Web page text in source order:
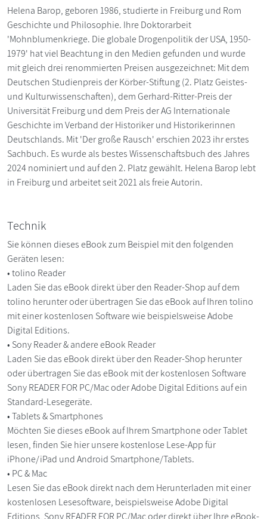
Helena Barop, geboren 1986, studierte in Freiburg und Rom
Geschichte und Philosophie. Ihre Doktorarbeit
'Mohnblumenkriege. Die globale Drogenpolitik der USA, 1950-
1979' hat viel Beachtung in den Medien gefunden und wurde
mit gleich drei renommierten Preisen ausgezeichnet: Mit dem
Deutschen Studienpreis der Körber-Stiftung (2. Platz Geistes-
und Kulturwissenschaften), dem Gerhard-Ritter-Preis der
Universität Freiburg und dem Preis der AG Internationale
Geschichte im Verband der Historiker und Historikerinnen
Deutschlands. Mit 'Der große Rausch' erschien 2023 ihr erstes
Sachbuch. Es wurde als bestes Wissenschaftsbuch des Jahres
2024 nominiert und auf den 2. Platz gewählt. Helena Barop lebt
in Freiburg und arbeitet seit 2021 als freie Autorin.
Technik
Sie können dieses eBook zum Beispiel mit den folgenden
Geräten lesen:
• tolino Reader
Laden Sie das eBook direkt über den Reader-Shop auf dem
tolino herunter oder übertragen Sie das eBook auf Ihren tolino
mit einer kostenlosen Software wie beispielsweise Adobe
Digital Editions.
• Sony Reader & andere eBook Reader
Laden Sie das eBook direkt über den Reader-Shop herunter
oder übertragen Sie das eBook mit der kostenlosen Software
Sony READER FOR PC/Mac oder Adobe Digital Editions auf ein
Standard-Lesegeräte.
• Tablets & Smartphones
Möchten Sie dieses eBook auf Ihrem Smartphone oder Tablet
lesen, finden Sie hier unsere kostenlose Lese-App für
iPhone/iPad und Android Smartphone/Tablets.
• PC & Mac
Lesen Sie das eBook direkt nach dem Herunterladen mit einer
kostenlosen Lesesoftware, beispielsweise Adobe Digital
Editions, Sony READER FOR PC/Mac oder direkt über Ihre eBook-